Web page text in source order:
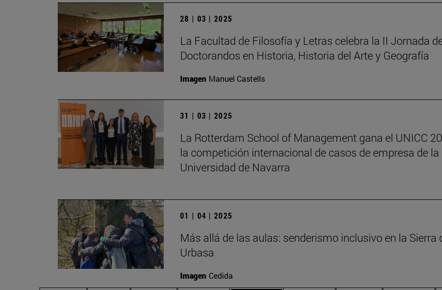
28 | 03 | 2025
La Facultad de Filosofía y Letras celebra la II Jornada
Doctorandos en Historia, Historia del Arte y Geografía
Imagen Manuel Castells
31 | 03 | 2025
La Rotterdam School of Management gana el UNICC
la competición internacional de casos de empresa de la
Universidad de Navarra
01 | 04 | 2025
Más allá de las aulas: senderismo inclusivo en la Sierra
Urbasa
Imagen Cedida